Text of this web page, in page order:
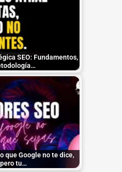
SEO: Fundamentos,
que Google no te dice,
pero tu…